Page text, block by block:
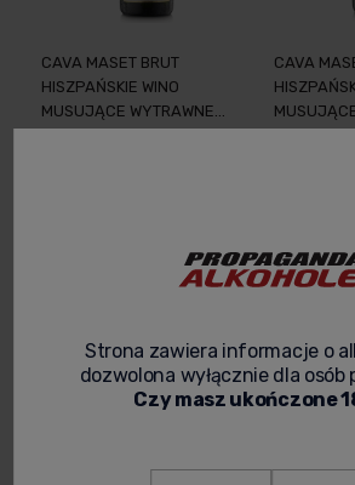
CAVA MASET BRUT
HISZPAŃSKIE WINO
MUSUJĄCE WYTRAWNE
CAVA
Strona zawiera informacje o
dozwolona wyłącznie dla osób
Czy masz ukończone